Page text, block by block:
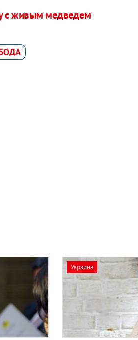
с живым медведем
Украина